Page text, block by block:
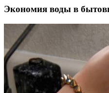
Экономия воды в